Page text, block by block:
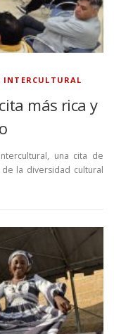
INTERCULTURAL
más rica y
una cita de
la diversidad cultural